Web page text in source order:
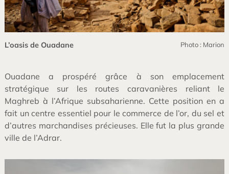
L’oasis de Ouadane Photo : Marion
Ouadane a prospéré grâce à son emplacement
stratégique sur les routes caravanières reliant le
Maghreb à l’Afrique subsaharienne. Cette position en a
fait un centre essentiel pour le commerce de l’or, du sel et
d’autres marchandises précieuses. Elle fut la plus grande
ville de l’Adrar.